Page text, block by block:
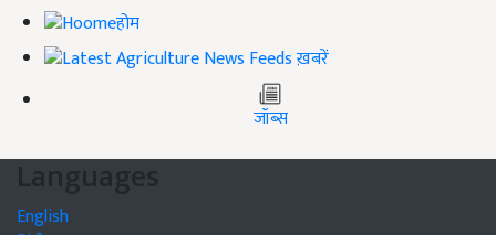
होम
ख़बरें
जॉब्स
Languages
English